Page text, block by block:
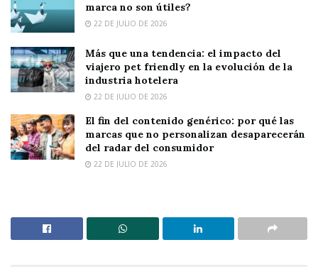
marca no son útiles?
22 DE JULIO DE 2026
Más que una tendencia: el impacto del
viajero pet friendly en la evolución de la
industria hotelera
22 DE JULIO DE 2026
El fin del contenido genérico: por qué las
marcas que no personalizan desaparecerán
del radar del consumidor
22 DE JULIO DE 2026